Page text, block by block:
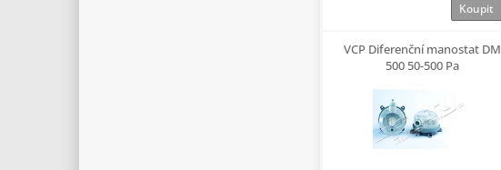
Koupit
VCP Diferenční manostat DM
500 50-500 Pa